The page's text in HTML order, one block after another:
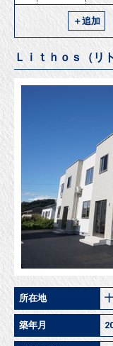
＋追加
Ｌｉｔｈｏｓ（リ
所在地
築年月